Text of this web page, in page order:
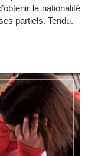
la nationalité
partiels. Tendu.